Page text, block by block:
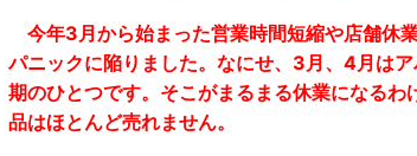
今年3月から始まった営業時間短縮や店舗休
パニックに陥りました。なにせ、3月、4月は
期のひとつです。そこがまるまる休業になる
品はほとんど売れません。